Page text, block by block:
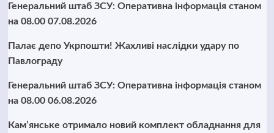
Генеральний штаб ЗСУ: Оперативна інформація станом
на 08.00 07.08.2026
Палає депо Укрпошти! Жахливі наслідки удару по
Павлограду
Генеральний штаб ЗСУ: Оперативна інформація станом
на 08.00 06.08.2026
Кам’янське отримало новий комплект обладнання для